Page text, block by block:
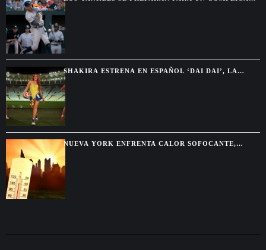
AJUSTE DE ROSTER CON VARIOS REGRESOS EN
CAMINO
SHAKIRA ESTRENA EN ESPAÑOL ‘DAI DAI’, LA
CANCIÓN OFICIAL DEL MUNDIAL 2026
NUEVA YORK ENFRENTA CALOR SOFOCANTE,